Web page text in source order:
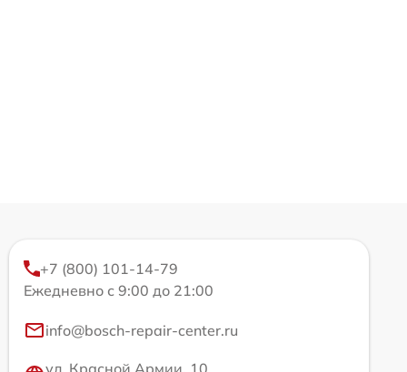
+7 (800) 101-14-79
Ежедневно с 9:00 до 21:00
info@bosch-repair-center.ru
ул. Красной Армии, 10